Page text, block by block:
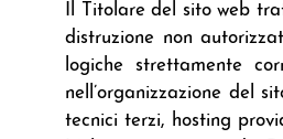
Il Titolare del sito web
distruzione non
logiche strettamente
nell’organizzazione del
tecnici terzi, hosting